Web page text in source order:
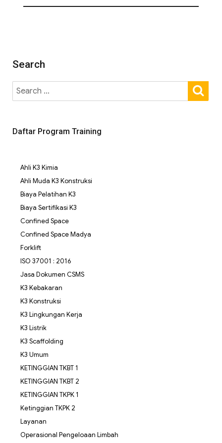
Search
Daftar Program Training
Ahli K3 Kimia
Ahli Muda K3 Konstruksi
Biaya Pelatihan K3
Biaya Sertifikasi K3
Confined Space
Confined Space Madya
Forklift
ISO 37001 : 2016
Jasa Dokumen CSMS
K3 Kebakaran
K3 Konstruksi
K3 Lingkungan Kerja
K3 Listrik
K3 Scaffolding
K3 Umum
KETINGGIAN TKBT 1
KETINGGIAN TKBT 2
KETINGGIAN TKPK 1
Ketinggian TKPK 2
Layanan
Operasional Pengeloaan Limbah